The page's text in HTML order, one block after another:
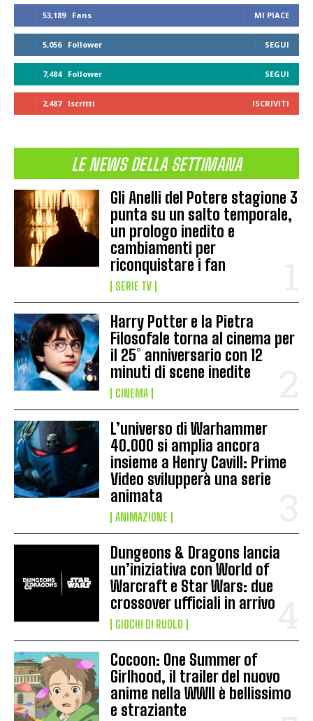
53,189 Fans MI PIACE
5,056 Follower SEGUI
7,484 Follower SEGUI
2,487 Iscritti ISCRIVITI
LE NEWS DELLA SETTIMANA
Gli Anelli del Potere stagione 3
punta su un salto temporale,
un prologo inedito e
cambiamenti per
riconquistare i fan
SERIE TV
Harry Potter e la Pietra
Filosofale torna al cinema per
il 25° anniversario con 12
minuti di scene inedite
CINEMA
L’universo di Warhammer
40.000 si amplia ancora
insieme a Henry Cavill: Prime
Video svilupperà una serie
animata
ANIMAZIONE
Dungeons & Dragons lancia
un’iniziativa con World of
Warcraft e Star Wars: due
crossover ufficiali in arrivo
GIOCHI DI RUOLO
Cocoon: One Summer of
Girlhood, il trailer del nuovo
anime nella WWII è bellissimo
e straziante